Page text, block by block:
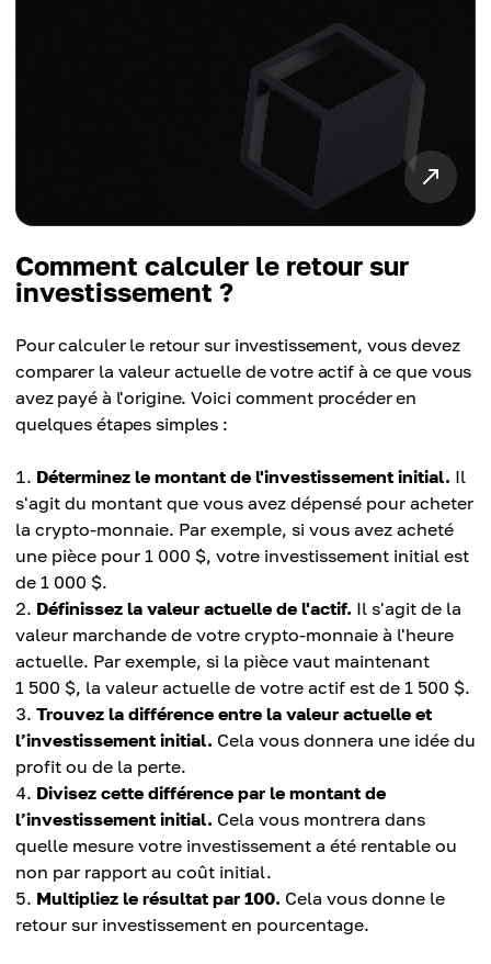
Comment calculer le retour sur
investissement ?
Pour calculer le retour sur investissement, vous devez
comparer la valeur actuelle de votre actif à ce que vous
avez payé à l'origine. Voici comment procéder en
quelques étapes simples :
Déterminez le montant de l'investissement initial. Il
s'agit du montant que vous avez dépensé pour acheter
la crypto-monnaie. Par exemple, si vous avez acheté
une pièce pour 1 000 $, votre investissement initial est
de 1 000 $.
Définissez la valeur actuelle de l'actif. Il s'agit de la
valeur marchande de votre crypto-monnaie à l'heure
actuelle. Par exemple, si la pièce vaut maintenant
1 500 $, la valeur actuelle de votre actif est de 1 500 $.
Trouvez la différence entre la valeur actuelle et
l’investissement initial. Cela vous donnera une idée du
profit ou de la perte.
Divisez cette différence par le montant de
l’investissement initial. Cela vous montrera dans
quelle mesure votre investissement a été rentable ou
non par rapport au coût initial.
Multipliez le résultat par 100. Cela vous donne le
retour sur investissement en pourcentage.